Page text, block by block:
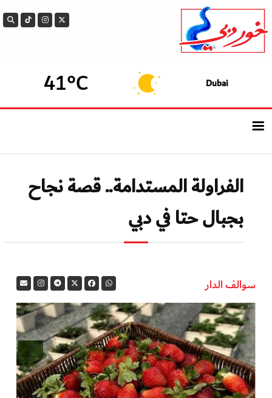
Dubai
41°C
الرئيسيــة
أحدث الأخبار
سوالف الدار
في المرمى
وثائقيات الخور
فن وثقافة
كوكب دبي
الفراولة المستدامة.. قصة نجاح
بجبال حتا في دبي
سوالف الدار